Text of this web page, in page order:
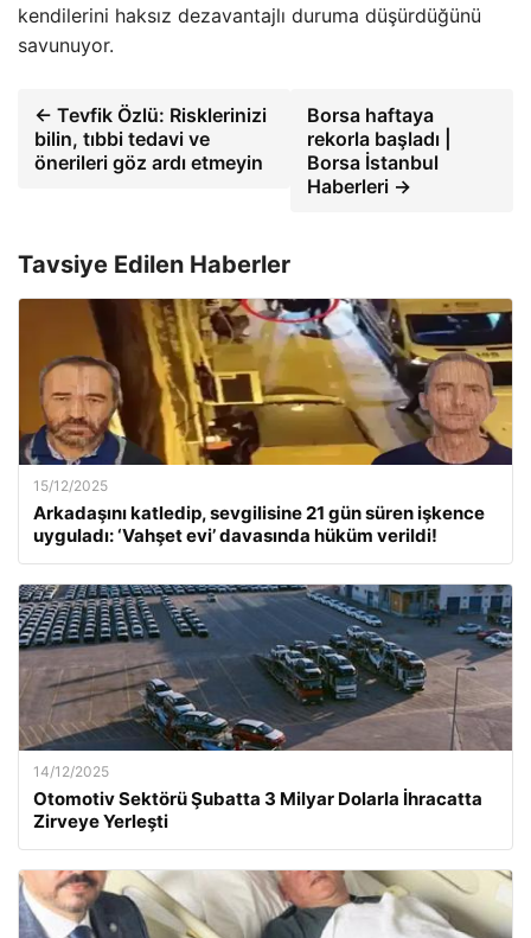
kendilerini haksız dezavantajlı duruma düşürdüğünü
savunuyor.
← Tevfik Özlü: Risklerinizi
bilin, tıbbi tedavi ve
önerileri göz ardı etmeyin
Borsa haftaya
rekorla başladı |
Borsa İstanbul
Haberleri →
Tavsiye Edilen Haberler
15/12/2025
Arkadaşını katledip, sevgilisine 21 gün süren işkence
uyguladı: ‘Vahşet evi’ davasında hüküm verildi!
14/12/2025
Otomotiv Sektörü Şubatta 3 Milyar Dolarla İhracatta
Zirveye Yerleşti